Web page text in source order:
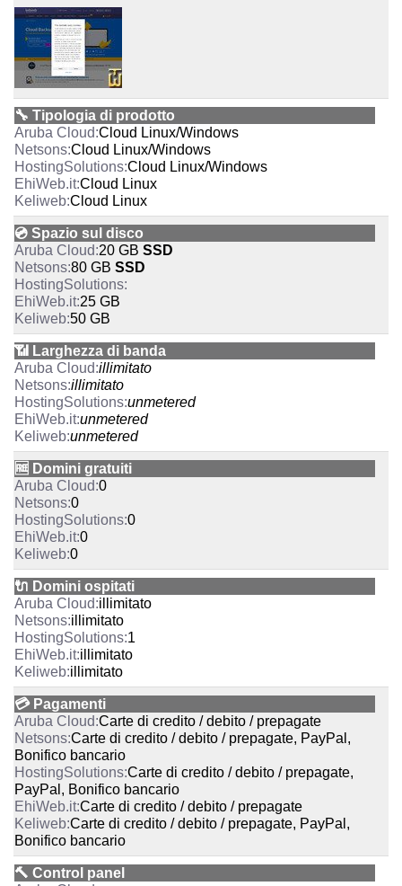
🔧 Tipologia di prodotto
Cloud Linux/Windows
Cloud Linux/Windows
Cloud Linux/Windows
Cloud Linux
Cloud Linux
💿 Spazio sul disco
20 GB SSD
80 GB SSD
25 GB
50 GB
📶 Larghezza di banda
illimitato
illimitato
unmetered
unmetered
unmetered
🆓 Domini gratuiti
0
0
0
0
0
🔌 Domini ospitati
illimitato
illimitato
1
illimitato
illimitato
💳 Pagamenti
Carte di credito / debito / prepagate
Carte di credito / debito / prepagate, PayPal,
Bonifico bancario
Carte di credito / debito / prepagate,
PayPal, Bonifico bancario
Carte di credito / debito / prepagate
Carte di credito / debito / prepagate, PayPal,
Bonifico bancario
🔨 Control panel